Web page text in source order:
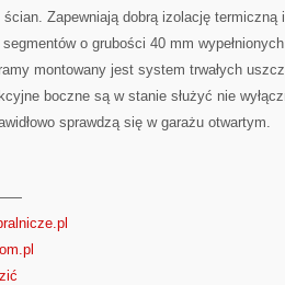
ścian. Zapewniają dobrą izolację
o grubości 40 mm
montowany jest system trwałych
boczne są w stanie służyć nie
sprawdzą się w garażu otwartym.